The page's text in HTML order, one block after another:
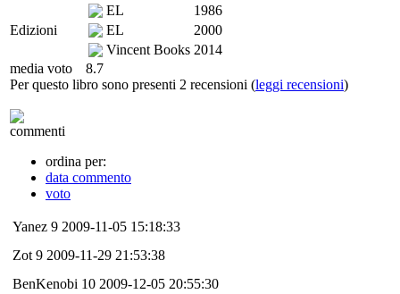
Edizioni
EL
1986
EL
2000
Vincent Books 2014
media voto
8.7
Per questo libro sono presenti 2 recensioni (leggi recensioni)
commenti
ordina per:
data commento
voto
Yanez 9 2009-11-05 15:18:33
Zot 9 2009-11-29 21:53:38
BenKenobi 10 2009-12-05 20:55:30